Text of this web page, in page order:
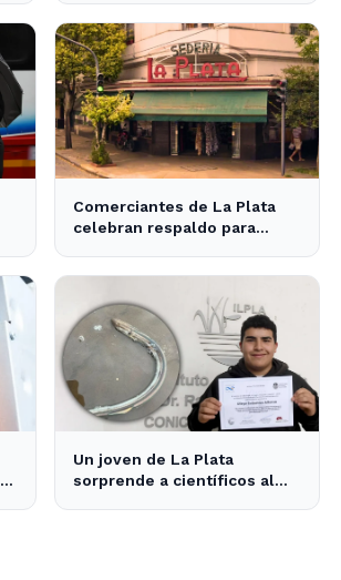
Comerciantes de La Plata
celebran respaldo para
Un joven de La Plata
sorprende a científicos al